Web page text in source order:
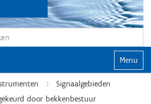
Klap
Signaalgebieden
door bekkenbestuur